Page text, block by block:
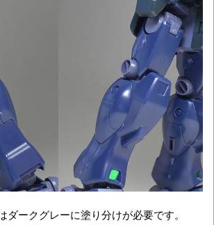
ダークグレーに塗り分けが必要です。